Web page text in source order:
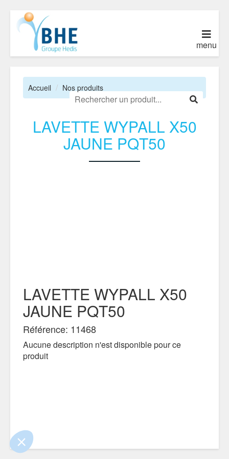
certifiés par
Je choisis OK pour moi
menu
Accueil Nos produits
LAVETTE WYPALL X50
JAUNE PQT50
LAVETTE WYPALL X50
JAUNE PQT50
Référence: 11468
Aucune description n'est disponible pour ce
produit